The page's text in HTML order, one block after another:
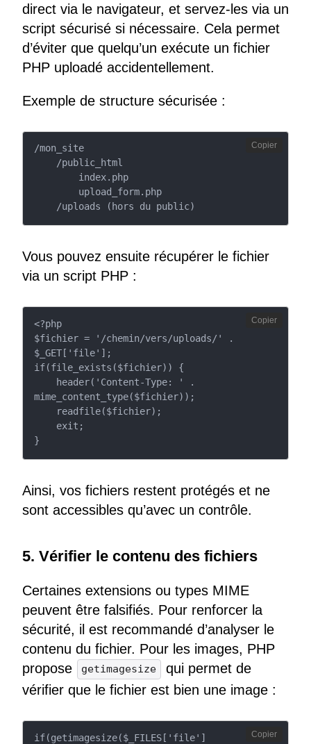
direct via le navigateur, et servez-les via un
script sécurisé si nécessaire. Cela permet
d’éviter que quelqu’un exécute un fichier
PHP uploadé accidentellement.
Exemple de structure sécurisée :
/mon_site
    /uploads (hors du public)
Copier
Vous pouvez ensuite récupérer le fichier
via un script PHP :
<?php
$fichier = '/chemin/vers/uploads/' .
$_GET['file'];
if(file_exists($fichier)) {
mime_content_type($fichier));
}
Copier
Ainsi, vos fichiers restent protégés et ne
sont accessibles qu’avec un contrôle.
5. Vérifier le contenu des fichiers
Certaines extensions ou types MIME
peuvent être falsifiés. Pour renforcer la
sécurité, il est recommandé d’analyser le
contenu du fichier. Pour les images, PHP
propose
getimagesize
qui permet de
vérifier que le fichier est bien une image :
if(getimagesize($_FILES['file']
Copier